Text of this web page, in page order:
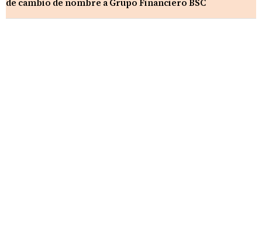
de cambio de nombre a Grupo Financiero BSC